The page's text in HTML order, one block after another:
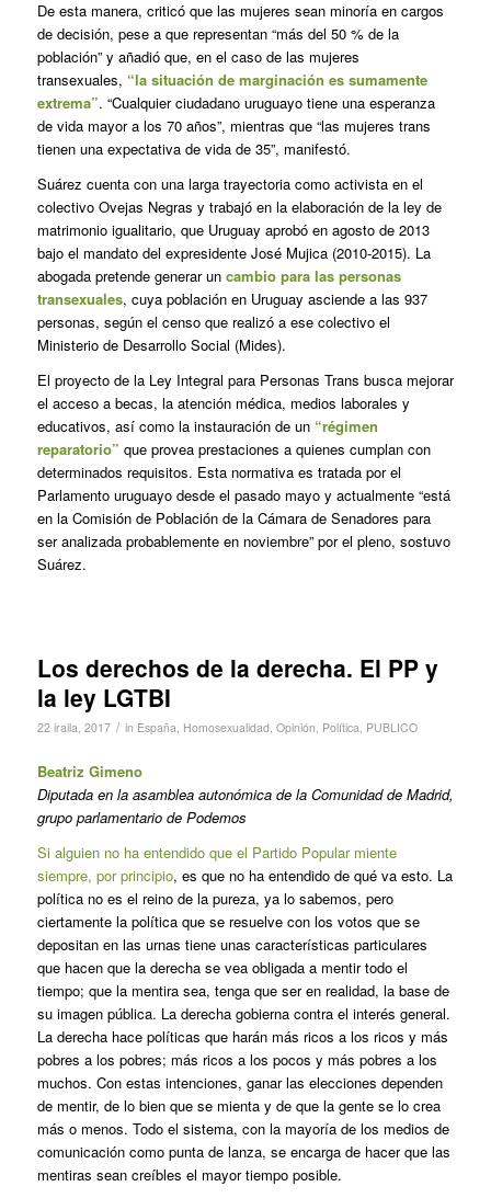
De esta manera, criticó que las mujeres sean minoría en cargos
de decisión, pese a que representan “más del 50 % de la
población” y añadió que, en el caso de las mujeres
transexuales, “la situación de marginación es sumamente
extrema”. “Cualquier ciudadano uruguayo tiene una esperanza
de vida mayor a los 70 años”, mientras que “las mujeres trans
tienen una expectativa de vida de 35”, manifestó.
Suárez cuenta con una larga trayectoria como activista en el
colectivo Ovejas Negras y trabajó en la elaboración de la ley de
matrimonio igualitario, que Uruguay aprobó en agosto de 2013
bajo el mandato del expresidente José Mujica (2010-2015). La
abogada pretende generar un cambio para las personas
transexuales, cuya población en Uruguay asciende a las 937
personas, según el censo que realizó a ese colectivo el
Ministerio de Desarrollo Social (Mides).
El proyecto de la Ley Integral para Personas Trans busca mejorar
el acceso a becas, la atención médica, medios laborales y
educativos, así como la instauración de un “régimen
reparatorio” que provea prestaciones a quienes cumplan con
determinados requisitos. Esta normativa es tratada por el
Parlamento uruguayo desde el pasado mayo y actualmente “está
en la Comisión de Población de la Cámara de Senadores para
ser analizada probablemente en noviembre” por el pleno, sostuvo
Suárez.
Los derechos de la derecha. El PP y
la ley LGTBI
22 iraila, 2017 / in España, Homosexualidad, Opinión, Política, PUBLICO
Beatriz Gimeno
Diputada en la asamblea autonómica de la Comunidad de Madrid,
grupo parlamentario de Podemos
Si alguien no ha entendido que el Partido Popular miente
siempre, por principio, es que no ha entendido de qué va esto. La
política no es el reino de la pureza, ya lo sabemos, pero
ciertamente la política que se resuelve con los votos que se
depositan en las urnas tiene unas características particulares
que hacen que la derecha se vea obligada a mentir todo el
tiempo; que la mentira sea, tenga que ser en realidad, la base de
su imagen pública. La derecha gobierna contra el interés general.
La derecha hace políticas que harán más ricos a los ricos y más
pobres a los pobres; más ricos a los pocos y más pobres a los
muchos. Con estas intenciones, ganar las elecciones dependen
de mentir, de lo bien que se mienta y de que la gente se lo crea
más o menos. Todo el sistema, con la mayoría de los medios de
comunicación como punta de lanza, se encarga de hacer que las
mentiras sean creíbles el mayor tiempo posible.